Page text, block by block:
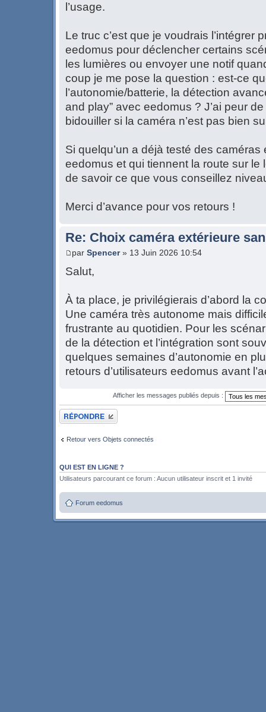
l’usage.
Le truc c’est que je voudrais l’intégrer
eedomus pour déclencher certains
les lumières ou envoyer une notif
coup je me pose la question : est-ce
l’autonomie/batterie, la détection
and play” avec eedomus ? J’ai peur
bidouiller si la caméra n’est pas bien
Si quelqu’un a déjà testé des
eedomus et qui tiennent la route sur le
de savoir ce que vous conseillez
Merci d’avance pour vos retours !
Re: Choix caméra extérieure
par Spencer» 13 Juin 2026 10:54
Salut,
À ta place, je privilégierais d’abord la
Une caméra très autonome mais
frustrante au quotidien. Pour les
de la détection et l’intégration sont
quelques semaines d’autonomie en
retours d’utilisateurs eedomus avant
Afficher les messages publiés depuis :
Publier une réponse
Retour vers Objets connectés
QUI EST EN LIGNE ?
Utilisateurs parcourant ce forum : Aucun utilisateur inscrit et 1 invité
Forum eedomus